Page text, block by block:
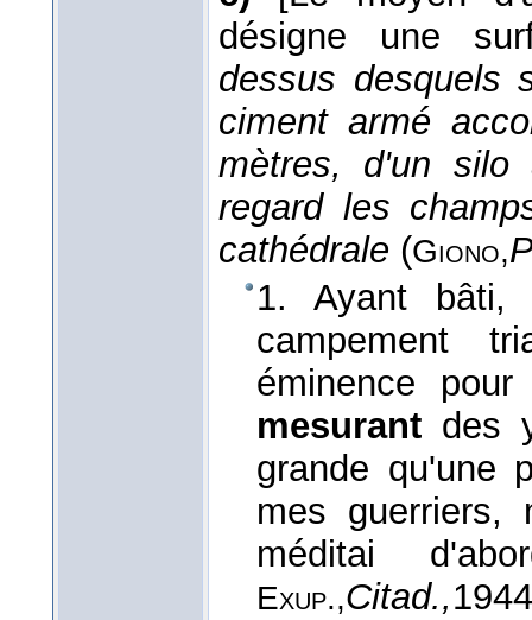
désigne une
dessus desquels
ciment armé
mètres, d'un silo
regard les
cathédrale (Giono,
1. Ayant bâti,
campement
éminence
mesurant des
grande qu'une
mes guerriers,
méditai
Exup.,Citad.,1944